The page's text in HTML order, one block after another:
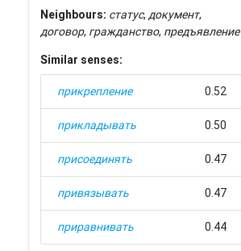
Neighbours: статус,документ,
договор, гражданство, предъявление
Similar senses:
прикрепление 0.52
прикладывать 0.50
присоединять 0.47
привязывать 0.47
приравнивать 0.44